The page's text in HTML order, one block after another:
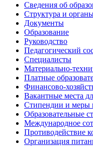
Сведения об
Структура и
Документы
Образование
Руководство
Педагогический
Специалисты
Материально-
Платные
Финансово-
Вакантные места
Стипендии и меры
Образовательные
Международное
Противодействие
Организация